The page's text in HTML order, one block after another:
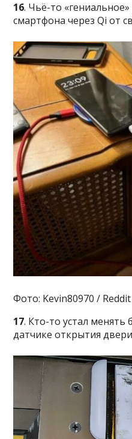
16. Чьё-то
смартфона через Qi от
Фото: Kevin80970 / Reddit
17. Кто-то устал менять
датчике открытия